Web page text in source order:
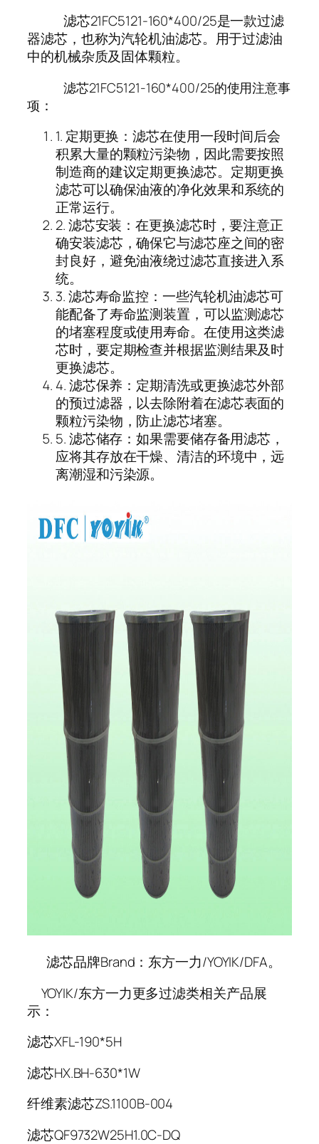
滤芯21FC5121-160*400/25是一款过滤
器滤芯，也称为汽轮机油滤芯。用于过滤油
中的机械杂质及固体颗粒。
滤芯21FC5121-160*400/25的使用注意事
项 ：
1. 定期更换：滤芯在使用一段时间后会
积累大量的颗粒污染物，因此需要按照
制造商的建议定期更换滤芯。定期更换
滤芯可以确保油液的净化效果和系统的
正常运行。
2. 滤芯安装：在更换滤芯时，要注意正
确安装滤芯，确保它与滤芯座之间的密
封良好，避免油液绕过滤芯直接进入系
统。
3. 滤芯寿命监控：一些汽轮机油滤芯可
能配备了寿命监测装置，可以监测滤芯
的堵塞程度或使用寿命。在使用这类滤
芯时，要定期检查并根据监测结果及时
更换滤芯。
4. 滤芯保养：定期清洗或更换滤芯外部
的预过滤器，以去除附着在滤芯表面的
颗粒污染物，防止滤芯堵塞。
5. 滤芯储存：如果需要储存备用滤芯，
应将其存放在干燥、清洁的环境中，远
离潮湿和污染源。
滤芯品牌Brand：东方一力/YOYIK/DFA。
YOYIK/东方一力更多过滤类相关产品展
示：
滤芯XFL-190*5H
滤芯HX.BH-630*1W
纤维素滤芯ZS.1100B-004
滤芯QF9732W25H1.0C-DQ